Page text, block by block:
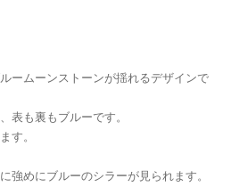
ームーンストーンが揺れるデザインで
表も裏もブルーです。
す。
強めにブルーのシラーが見られます。